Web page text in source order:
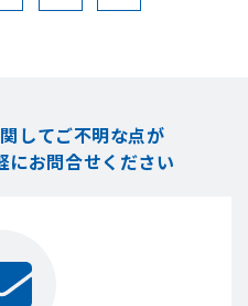
してご不明な点が
にお問合せください